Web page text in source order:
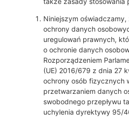
Niniejszym
ochrony danych
uregulowań prawnych,
o ochronie danych
Rozporządzeniem
(UE) 2016/679 z dnia 27
ochrony osób fizycznych
przetwarzaniem danych
swobodnego przepływu
uchylenia dyrektywy 95/